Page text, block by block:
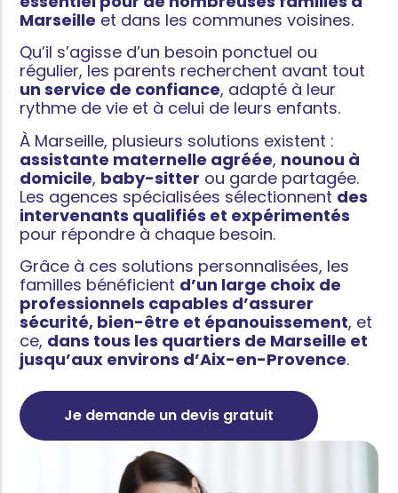
Marseille et dans les communes voisines.
Qu’il s’agisse d’un besoin ponctuel ou
régulier, les parents recherchent avant tout
un service de confiance, adapté à leur
rythme de vie et à celui de leurs enfants.
À Marseille, plusieurs solutions existent :
assistante maternelle agréée, nounou à
domicile, baby-sitter ou garde partagée.
Les agences spécialisées sélectionnent des
intervenants qualifiés et expérimentés
pour répondre à chaque besoin.
Grâce à ces solutions personnalisées, les
familles bénéficient d’un large choix de
professionnels capables d’assurer
sécurité, bien-être et épanouissement, et
ce, dans tous les quartiers de Marseille et
jusqu’aux environs d’Aix-en-Provence.
Je demande un devis gratuit